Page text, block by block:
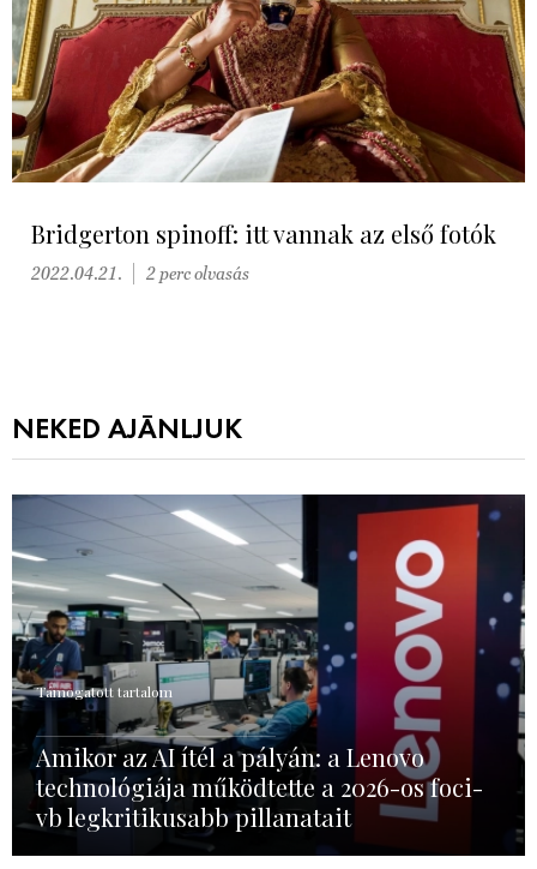
Bridgerton spinoff: itt vannak az első fotók
2022.04.21. 2 perc olvasás
NEKED AJÁNLJUK
Támogatott tartalom
Amikor az AI ítél a pályán: a Lenovo
technológiája működtette a 2026-os foci-
vb legkritikusabb pillanatait